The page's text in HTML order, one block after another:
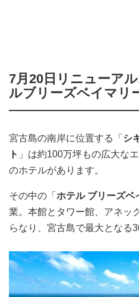
7月20日リニューア
ルブリーズベイマリ
宮古島の南岸に位置する「 シ
ト 」は約100万坪もの広大な
のホテルがあります。
その中の「 ホテル ブリーズベ
業。本館とタワー館、アネッ
らなり、宮古島で最大となる